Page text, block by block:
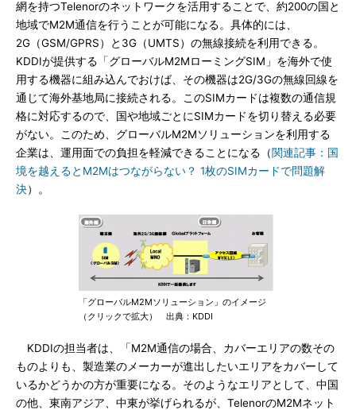
網を持つTelenorのネットワークを活用することで、約200の国と
地域でM2M通信を行うことが可能になる。具体的には、
2G（GSM/GPRS）と3G（UMTS）の無線接続を利用できる。
KDDIが提供する「グローバルM2MローミングSIM」を海外で使
用する機器に組み込んでおけば、その機器は2G/3Gの無線回線を
通じて海外基地局に接続される。このSIMカードは複数の通信規
格に対応するので、国や地域ごとにSIMカードを切り替える必要
がない。このため、グローバルM2Mソリューションを利用する
企業は、運用面での負担を軽減できることになる（関連記事：国
境を越えるとM2Mはつながらない？ 1枚のSIMカードで問題解
決）。
「グローバルM2Mソリューション」のイメージ
（クリックで拡大） 出典：KDDI
KDDIの担当者は、「M2M通信の場合、カバーエリアの数その
ものよりも、製造業のメーカーが進出したいエリアをカバーして
いるかどうかの方が重要になる。そのようなエリアとして、中国
の他、東南アジア、中東が挙げられるが、TelenorのM2Mネット